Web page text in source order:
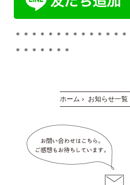
＊＊＊＊＊＊＊＊＊＊＊＊＊
＊＊＊＊＊＊＊
ホーム › お知らせ一覧